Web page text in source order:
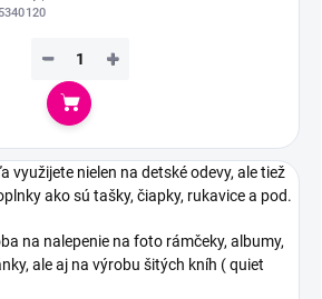
+
−
Do košíka
využijete nielen na detské odevy, ale tiež
ako sú tašky, čiapky, rukavice a pod.
na nalepenie na foto rámčeky, albumy,
ale aj na výrobu šitých kníh ( quiet